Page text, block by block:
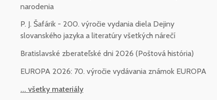
narodenia
P. J. Šafárik - 200. výročie vydania diela Dejiny
slovanského jazyka a literatúry všetkých nárečí
Bratislavské zberateľské dni 2026 (Poštová história)
EUROPA 2026: 70. výročie vydávania známok EUROPA
... všetky materiály